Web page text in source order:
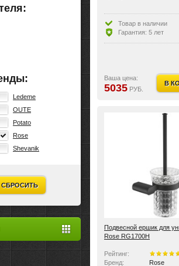
Ledeme
OUTE
Potato
Rose
Shevanik
СБРОСИТЬ
Товар в наличии
Гарантия: 5 лет
Ваша цена:
5035 РУБ.
В
Подвесной ершик для
Rose RG1700H
Рейтинг:
Бренд:
Rose